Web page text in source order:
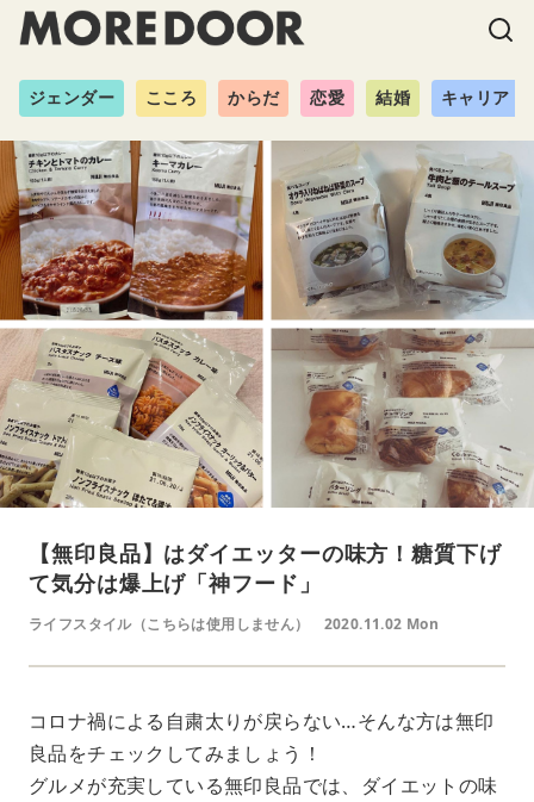
ジェンダー こころ からだ 恋愛 結婚 キャリア
【無印良品】はダイエッターの味方！糖質下げ
て気分は爆上げ「神フード」
ライフスタイル（こちらは使用しません） 2020.11.02 Mon
コロナ禍による自粛太りが戻らない…そんな方は無印
良品をチェックしてみましょう！
グルメが充実している無印良品では、ダイエットの味